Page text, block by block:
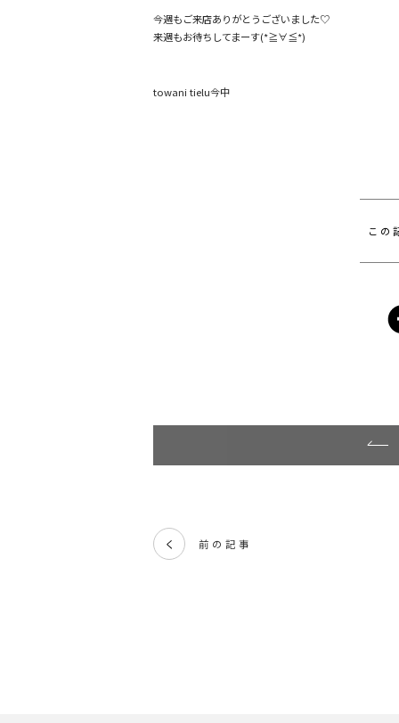
今週もご来店ありがとうございました♡
来週もお待ちしてまーす(*≧∀≦*)
towani tielu今中
この
く 前の記事